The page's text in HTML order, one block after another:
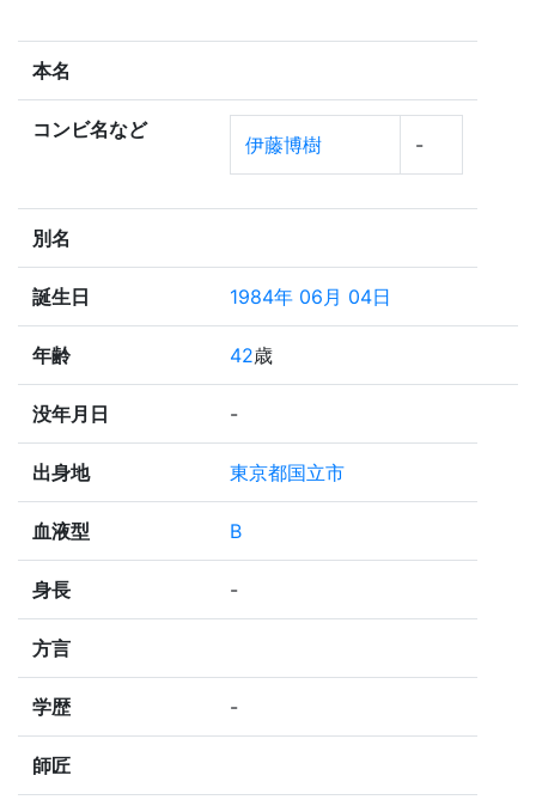
本名
コンビ名など
伊藤博樹 -
別名
誕生日 1984年 06月 04日
年齢 42歳
没年月日 -
出身地 東京都国立市
血液型 B
身長 -
方言
学歴 -
師匠